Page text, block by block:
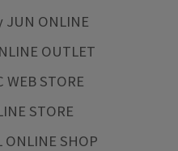
ONLINE
OUTLET
STORE
STORE
ONLINE SHOP